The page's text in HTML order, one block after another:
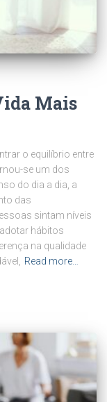
Mais
o equilíbrio entre
se um dos
do dia a dia, a
das
sintam níveis
hábitos
na qualidade
Read more…